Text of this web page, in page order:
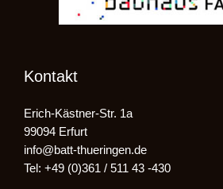
Kontakt
Erich-Kästner-Str. 1a
99094 Erfurt
info@batt-thueringen.de
Tel: +49 (0)361 / 511 43 -430